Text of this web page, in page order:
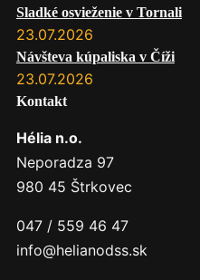
Sladké osvieženie v Tornali
23.07.2026
Návšteva kúpaliska v Číži
23.07.2026
Kontakt
Hélia n.o.
Neporadza 97
980 45 Štrkovec
047 / 559 46 47
info@helianodss.sk